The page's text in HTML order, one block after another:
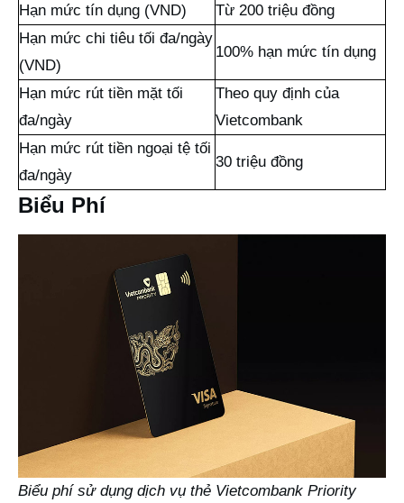
Hạn mức tín dụng (VND)
Từ 200 triệu đồng
Hạn mức chi tiêu tối đa/ngày
(VND)
100% hạn mức tín dụng
Hạn mức rút tiền mặt tối
đa/ngày
Theo quy định của
Vietcombank
Hạn mức rút tiền ngoại tệ tối
đa/ngày
30 triệu đồng
Biểu Phí
Biểu phí sử dụng dịch vụ thẻ Vietcombank Priority